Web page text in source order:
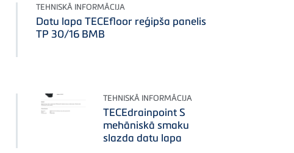
TEHNISKĀ INFORMĀCIJA
Datu lapa TECEfloor reģipša panelis
TP 30/16 BMB
TEHNISKĀ INFORMĀCIJA
TECEdrainpoint S
mehāniskā smaku
slazda datu lapa